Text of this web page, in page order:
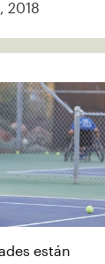
2018
están